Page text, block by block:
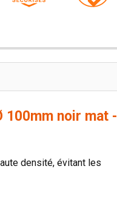
100mm noir mat -
densité, évitant les